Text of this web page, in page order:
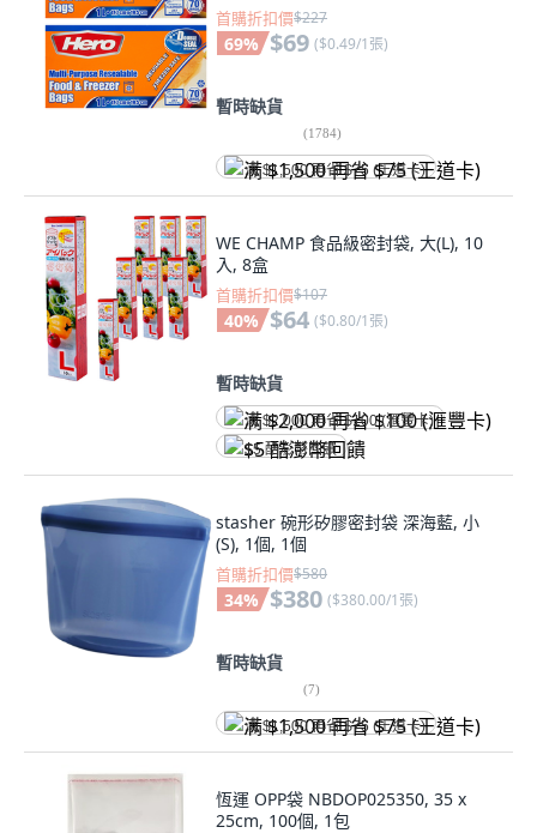
首購折扣價$227
69% $69 ($0.49/1張)
暫時缺貨
(1784)
满 $1,500 再省 $75 (王道卡)
WE CHAMP 食品級密封袋, 大(L), 10
入, 8盒
首購折扣價$107
40% $64 ($0.80/1張)
暫時缺貨
满 $2,000 再省 $100 (滙豐卡)
$5 酷澎幣回饋
stasher 碗形矽膠密封袋 深海藍, 小
(S), 1個, 1個
首購折扣價$580
34% $380 ($380.00/1張)
暫時缺貨
(7)
满 $1,500 再省 $75 (王道卡)
恆運 OPP袋 NBDOP025350, 35 x
25cm, 100個, 1包